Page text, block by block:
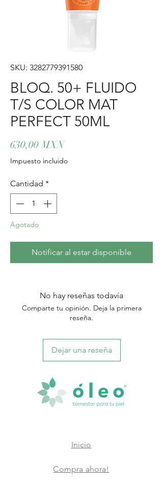
SKU: 3282779391580
BLOQ. 50+ FLUIDO
T/S COLOR MAT
PERFECT 50ML
630,00 MXNPrecio
Impuesto incluido
Cantidad *
Agotado
Notificar al estar disponible
No hay reseñas todavía
Comparte tu opinión. Deja la primera
reseña.
Dejar una reseña
Inicio
Compra ahora!